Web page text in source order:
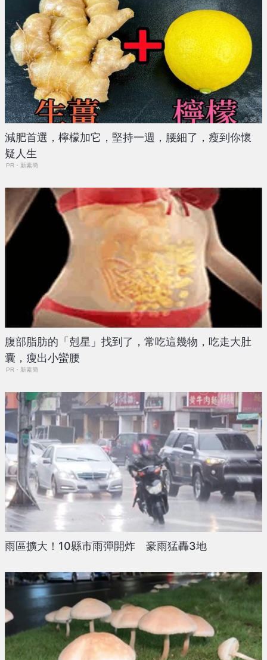
減肥首選，檸檬加它，堅持一週，腰細了，瘦到你懷
疑人生
PR・新素簡
腹部脂肪的「剋星」找到了，常吃這幾物，吃走大肚
囊，瘦出小蠻腰
PR・新素簡
雨區擴大！10縣市雨彈開炸 豪雨猛轟3地